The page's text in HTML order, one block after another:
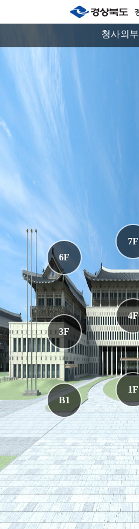
청사외부
B1
1F
3F
4F
6F
7F